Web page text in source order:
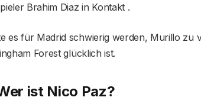
Brahim Diaz in Kontakt .
es für Madrid schwierig werden, Murillo zu
Forest glücklich ist.
ist Nico Paz?